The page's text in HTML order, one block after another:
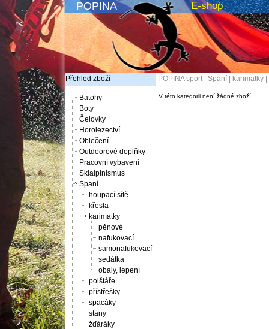
POPINA E-shop
Přehled zboží
Batohy
Boty
Čelovky
Horolezectví
Oblečení
Outdoorové doplňky
Pracovní vybavení
Skialpinismus
Spaní
houpací sítě
křesla
karimatky
pěnové
nafukovací
samonafukovací
sedátka
obaly, lepení
polštáře
přístřešky
spacáky
stany
žďáráky
POPINA sport| Spaní karimatky|
V této kategorii není žádné zboží.